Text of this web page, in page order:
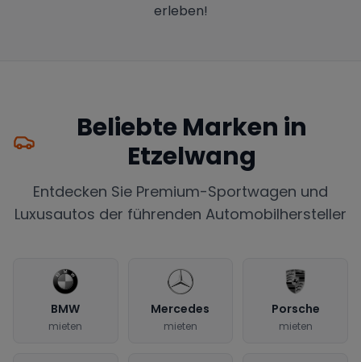
erleben!
Beliebte Marken in
Etzelwang
Entdecken Sie Premium-Sportwagen und
Luxusautos der führenden Automobilhersteller
BMW
mieten
Mercedes
mieten
Porsche
mieten